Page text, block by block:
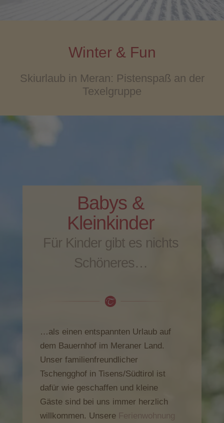
Winter & Fun
Skiurlaub in Meran: Pistenspaß an der
Texelgruppe
Babys &
Kleinkinder
Für Kinder gibt es nichts
Schöneres…
…als einen entspannten Urlaub auf
dem Bauernhof im Meraner Land.
Unser familienfreundlicher
Tschengghof in Tisens/Südtirol ist
dafür wie geschaffen und kleine
Gäste sind bei uns immer herzlich
willkommen. Unsere Ferienwohnung